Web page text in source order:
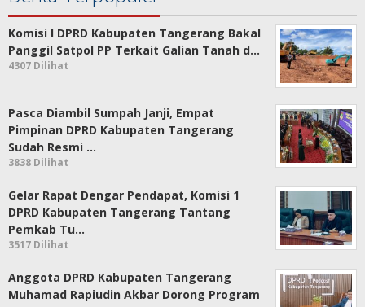
Komisi I DPRD Kabupaten Tangerang Bakal
Panggil Satpol PP Terkait Galian Tanah d…
4307 Dilihat
Pasca Diambil Sumpah Janji, Empat
Pimpinan DPRD Kabupaten Tangerang
Sudah Resmi …
3838 Dilihat
Gelar Rapat Dengar Pendapat, Komisi 1
DPRD Kabupaten Tangerang Tantang
Pemkab Tu…
3517 Dilihat
Anggota DPRD Kabupaten Tangerang
Muhamad Rapiudin Akbar Dorong Program